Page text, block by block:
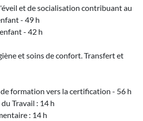
et de socialisation contribuant au
- 49 h
- 42 h
et soins de confort. Transfert et
formation vers la certification - 56 h
Travail : 14 h
: 14 h